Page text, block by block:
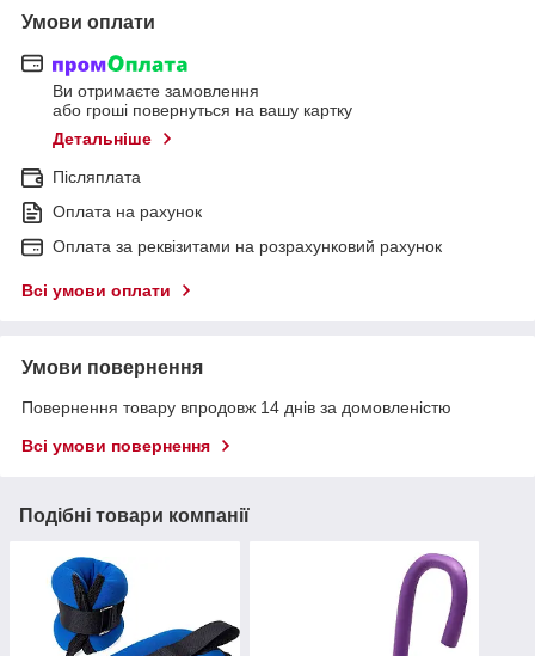
Умови оплати
Ви отримаєте замовлення
або гроші повернуться на вашу картку
Детальніше
Післяплата
Оплата на рахунок
Оплата за реквізитами на розрахунковий рахунок
Всі умови оплати
Умови повернення
Повернення товару впродовж 14 днів за домовленістю
Всі умови повернення
Подібні товари компанії